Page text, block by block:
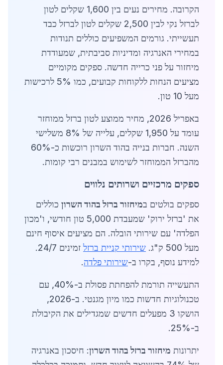
הקרובה. מחירים נעים בין 1,600 שקלים לטון
לברזל נקי לבין 2,500 שקלים לטון לברזל כבד
תעשייתי. גורמים המשפיעים כוללים תנודות
במחירי האנרגיה ומדיניות סביבתית, שמעודדת
מיחזור על פני כרייה חדשה. ספקים מקומיים
מציעים הנחות ללקוחות קבועים, כמו 5% לרכישות
מעל 10 טון.
באפריל 2026, מחיר ממוצע לטון ברזל ממוחזר
עומד על 1,950 שקלים, עלייה של 8% משלישי
השנה. חברות בנייה בהוד השרון רוכשות כ-60%
מהברזל הממוחזר לשימוש במבנים רבי קומות.
ספקים מרכזיים ושרותים נלווים
ספקים בולטים במיחזור ברזל בהוד השרון כוללים
את 'ברזל ירוק' שמעבדת 5,000 טון חודשי, ו'מכון
הפלדה' עם שירותי הובלה. הם מציעים איסוף חינם
מעל 500 ק"ג.
שירותי קניית ברזל
זמינים 24/7.
למידע נוסף, בקרו ב-שירותי פלדה.
התעשייה תורמת להפחתת פסולת ב-40%, עם
טכנולוגיות חדשות כמו מיון מגנטי. ב-2026,
הושקו 3 מפעלים חדשים שמגדילים את הקיבולת
ב-25%.
יתרונות מיחזור ברזל בהוד השרון: חיסכון באנרגיה